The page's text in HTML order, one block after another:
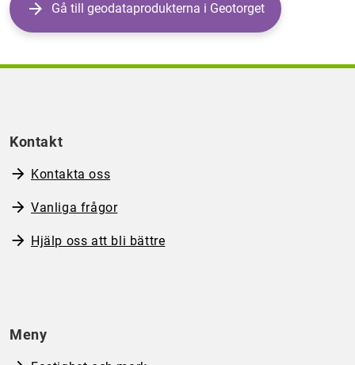
Gå till geodataprodukterna i Geotorget
Kontakt
Kontakta oss
Vanliga frågor
Hjälp oss att bli bättre
Meny